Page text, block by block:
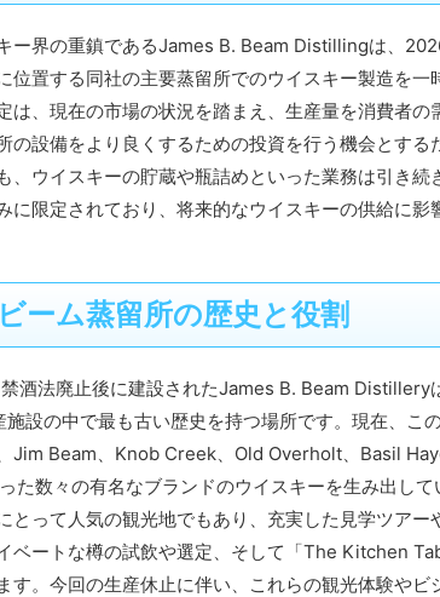
ー界の重鎮であるJames B. Beam Distillingは、
位置する同社の主要蒸留所でのウイスキー製造を一
は、現在の市場の状況を踏まえ、生産量を消費者の
の設備をより良くするための投資を行う機会とする
、ウイスキーの貯蔵や瓶詰めといった業務は引き続
に限定されており、将来的なウイスキーの供給に影
ーム蒸留所の歴史と役割
酒法廃止後に建設されたJames B. Beam Distillery
設の中で最も古い歴史を持つ場所です。現在、こ
Jim Beam、Knob Creek、Old Overholt、Basil
た数々の有名なブランドのウイスキーを生み出して
とって人気の観光地でもあり、充実した見学ツアー
ベートな樽の試飲や選定、そして「The Kitchen
す。今回の生産休止に伴い、これらの観光体験やビ